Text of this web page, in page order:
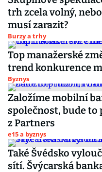
trh zcela volný,
musí zarazit?
Burzy a trhy
Top manažerské
trend konkurence
Byznys
Založíme mobilní
společnost, bude
z Partners
e15 a byznys
Také Švédsko
sítí. Švýcarská